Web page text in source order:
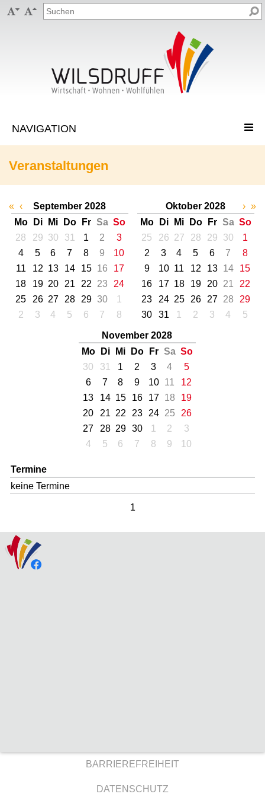
 
Veranstaltungen
« ‹
September 2028
Mo
Di Mi Do Fr Sa So
28
29 30 31 1 2
3
4
5 6 7 8 9
10
11
12 13 14 15 16
17
18
19 20 21 22 23
24
25
26 27 28 29 30
1
2
3 4 5 6 7 8
Oktober 2028
Mo
Di Mi Do Fr Sa So
25
26 27 28 29 30
1
2
3 4 5 6 7
8
9
10 11 12 13 14
15
16
17 18 19 20 21
22
23
24 25 26 27 28
29
30
31 1 2 3 4 5
November 2028
Mo
Di Mi Do Fr Sa So
30
31 1 2 3 4
5
6
7 8 9 10 11
12
13
14 15 16 17 18
19
20
21 22 23 24 25
26
27
28 29 30 1 2
3
4
5 6 7 8 9 10
› »
Termine
keine Termine
1
BARRIEREFREIHEIT
DATENSCHUTZ